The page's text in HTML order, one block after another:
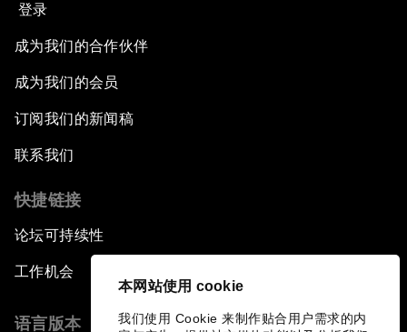
本网站使用 cookie
我们使用 Cookie 来制作贴合用户需求的内
登录
成为我们的合作伙伴
成为我们的会员
订阅我们的新闻稿
联系我们
快捷链接
论坛可持续性
工作机会
语言版本